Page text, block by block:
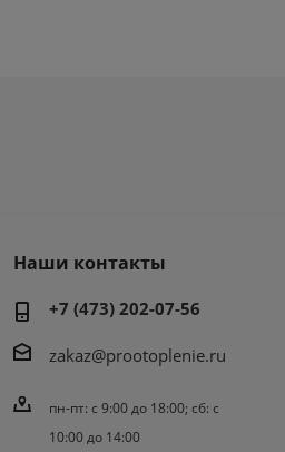
Наши контакты
+7 (473) 202-07-56
zakaz@prootoplenie.ru
пн-пт: c 9:00 до 18:00; сб: с
10:00 до 14:00